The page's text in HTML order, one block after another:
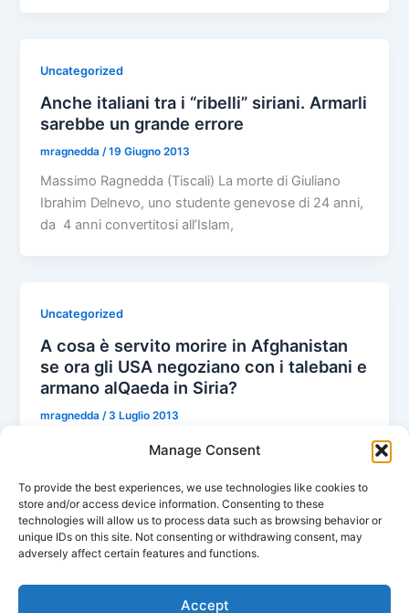
Manage Consent
To provide the best experiences, we use technologies like cookies to
store and/or access device information. Consenting to these
technologies will allow us to process data such as browsing behavior or
unique IDs on this site. Not consenting or withdrawing consent, may
adversely affect certain features and functions.
Accept
Uncategorized
Anche italiani tra i “ribelli” siriani. Armarli
sarebbe un grande errore
mragnedda /19 Giugno 2013
Massimo Ragnedda (Tiscali) La morte di Giuliano
Ibrahim Delnevo, uno studente genevose di 24 anni,
da 4 anni convertitosi all’Islam,
Uncategorized
A cosa è servito morire in Afghanistan
se ora gli USA negoziano con i talebani e
armano alQaeda in Siria?
mragnedda/3 Luglio 2013
Massimo Ragnedda (Tiscali) Sono passati 12 anni da
internazionale compresa l’Italia (dal
1 2 Successivo→